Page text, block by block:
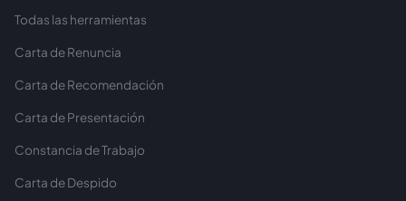
Todas las herramientas
Carta de Renuncia
Carta de Recomendación
Carta de Presentación
Constancia de Trabajo
Carta de Despido